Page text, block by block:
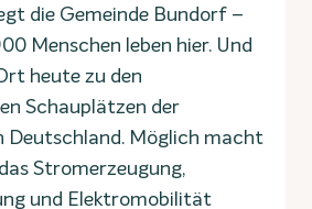
die Gemeinde Bundorf –
Menschen leben hier. Und
heute zu den
Schauplätzen der
Deutschland. Möglich macht
Stromerzeugung,
und Elektromobilität